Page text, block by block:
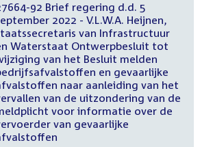
92 Brief regering d.d. 5
2022 - V.L.W.A. Heijnen,
van Infrastructuur
Waterstaat Ontwerpbesluit tot
van het Besluit melden
en gevaarlijke
naar aanleiding van het
van de uitzondering van de
voor informatie over de
van gevaarlijke